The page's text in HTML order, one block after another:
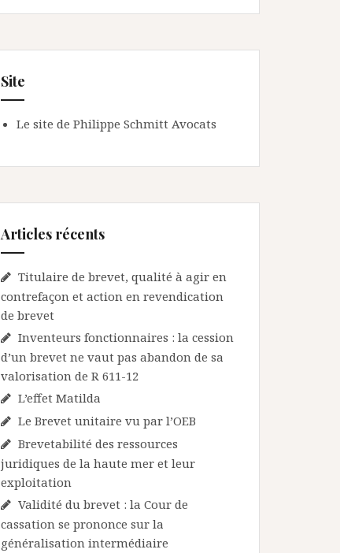
Site
Le site de Philippe Schmitt Avocats
Articles récents
Titulaire de brevet, qualité à agir en
contrefaçon et action en revendication
de brevet
Inventeurs fonctionnaires : la cession
d’un brevet ne vaut pas abandon de sa
valorisation de R 611-12
L’effet Matilda
Le Brevet unitaire vu par l’OEB
Brevetabilité des ressources
juridiques de la haute mer et leur
exploitation
Validité du brevet : la Cour de
cassation se prononce sur la
généralisation intermédiaire